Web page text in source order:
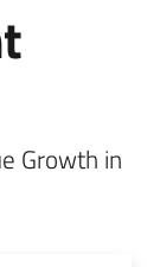
Growth in